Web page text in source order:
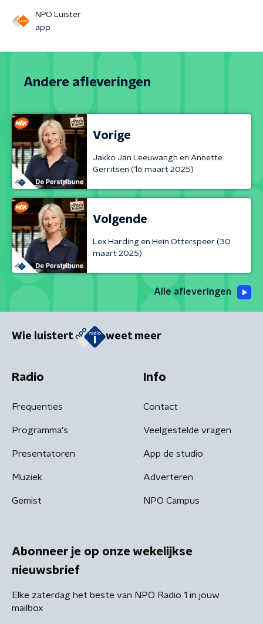
NPO Luister
app
Andere afleveringen
Vorige
Jakko Jan Leeuwangh en Annette
Gerritsen (16 maart 2025)
Volgende
Lex Harding en Hein Otterspeer (30
maart 2025)
Alle afleveringen
Wie luistert weet meer
Radio
Frequenties
Programma's
Presentatoren
Muziek
Gemist
Info
Contact
Veelgestelde vragen
App de studio
Adverteren
NPO Campus
Abonneer je op onze wekelijkse
nieuwsbrief
Elke zaterdag het beste van NPO Radio 1 in jouw
mailbox